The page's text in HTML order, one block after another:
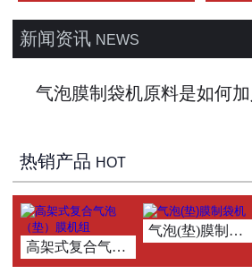
新闻资讯 NEWS
气泡膜制袋机原料是如何
热销产品 HOT
高架式复合气泡（垫）膜机组
气泡(垫)膜制袋机